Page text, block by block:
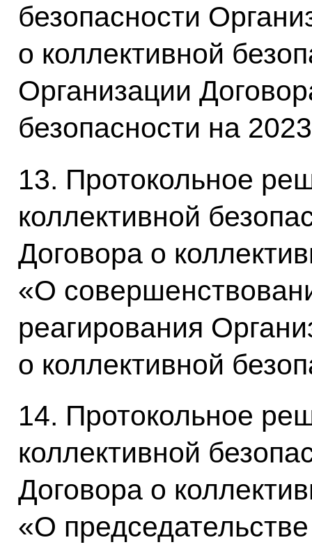
безопасности
о коллективной
Организации
безопасности на
13. Протокольное
коллективной
Договора о
«О
реагирования
о коллективной
14. Протокольное
коллективной
Договора о
«О